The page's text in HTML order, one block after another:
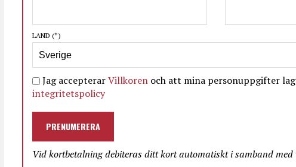
LAND (*)
Jag accepterarVillkoren och att mina personuppgifter
integritetspolicy
PRENUMERERA
Vid kortbetalning debiteras ditt kort automatiskt i samband med